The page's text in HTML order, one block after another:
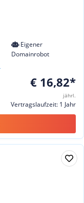
Eigener
Domainrobot
€ 16,82*
jährl.
Vertragslaufzeit: 1 Jahr